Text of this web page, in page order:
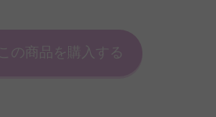
この商品を購入する